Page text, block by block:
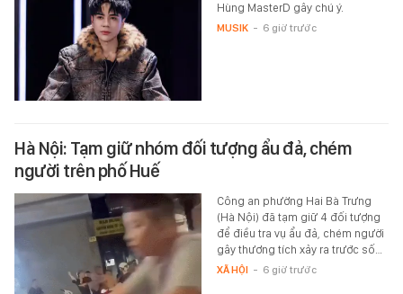
Hùng MasterD gây chú ý.
MUSIK - 6 giờ trước
Hà Nội: Tạm giữ nhóm đối tượng ẩu đả, chém
người trên phố Huế
Công an phường Hai Bà Trưng
(Hà Nội) đã tạm giữ 4 đối tượng
để điều tra vụ ẩu đả, chém người
gây thương tích xảy ra trước số…
XÃ HỘI - 6 giờ trước